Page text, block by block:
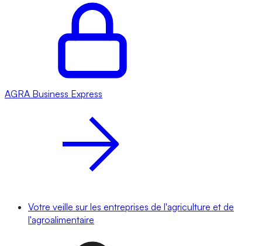
AGRA Business Express
Votre veille sur les entreprises de l'agriculture et de
l'agroalimentaire